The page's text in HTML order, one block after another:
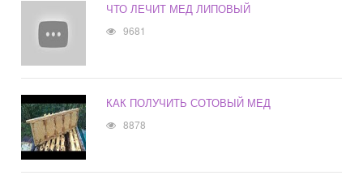
ЧТО ЛЕЧИТ МЕД ЛИПОВЫЙ
9681
КАК ПОЛУЧИТЬ СОТОВЫЙ МЕД
8878